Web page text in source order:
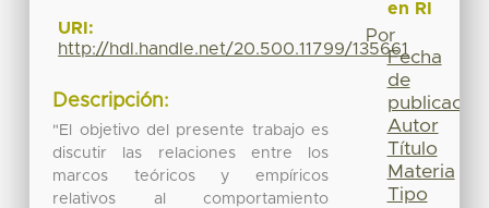
URI:
http://hdl.handle.net/20.500.11799/135661
Descripción:
"El objetivo del presente trabajo es
discutir las relaciones entre los
marcos teóricos y empíricos
relativos al comportamiento
en RI
Por
Fecha
de
publicación
Autor
Título
Materia
Tipo